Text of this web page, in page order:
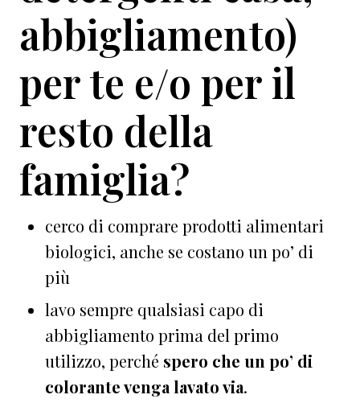
abbigliamento)
per te e/o per il
resto della
famiglia?
cerco di comprare prodotti alimentari
biologici, anche se costano un po’ di
più
lavo sempre qualsiasi capo di
abbigliamento prima del primo
utilizzo, perché spero che un po’ di
colorante venga lavato via.